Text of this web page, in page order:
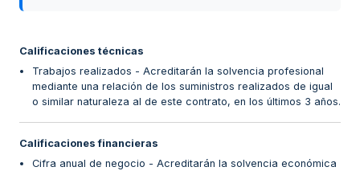
Calificaciones técnicas
Trabajos realizados - Acreditarán la solvencia profesional
mediante una relación de los suministros realizados de igual
o similar naturaleza al de este contrato, en los últimos 3 años.
Calificaciones financieras
Cifra anual de negocio - Acreditarán la solvencia económica